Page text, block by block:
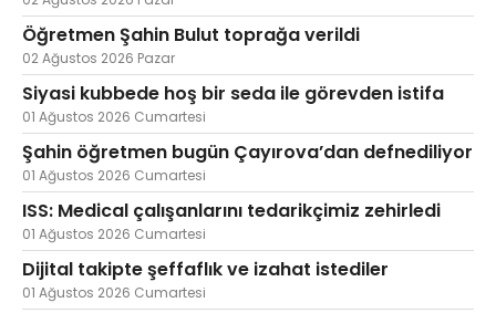
Öğretmen Şahin Bulut toprağa verildi
02 Ağustos 2026 Pazar
Siyasi kubbede hoş bir seda ile görevden istifa
01 Ağustos 2026 Cumartesi
Şahin öğretmen bugün Çayırova’dan defnediliyor
01 Ağustos 2026 Cumartesi
ISS: Medical çalışanlarını tedarikçimiz zehirledi
01 Ağustos 2026 Cumartesi
Dijital takipte şeffaflık ve izahat istediler
01 Ağustos 2026 Cumartesi